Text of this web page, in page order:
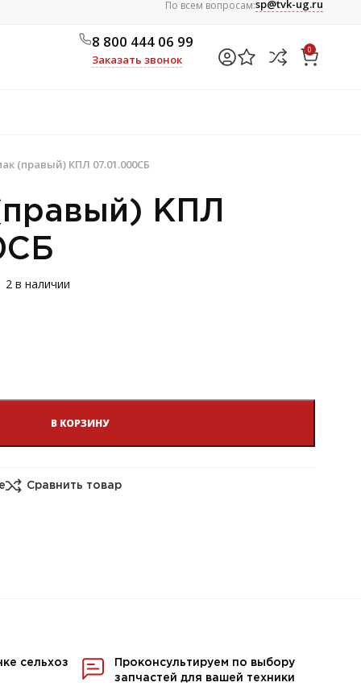
По всем вопросам:sp@tvk-ug.ru
8 800 444 06 99
Заказать звонок
0
(правый) КПЛ 07.01.000СБ
КПЛ
2 в наличии
В КОРЗИНУ
Сравнить товар
сельхоз
Проконсультируем по выбору
запчастей для вашей техники